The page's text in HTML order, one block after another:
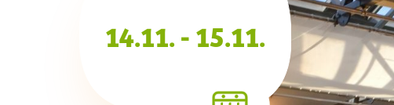
14.11. - 15.11.